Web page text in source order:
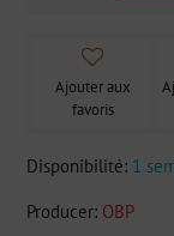
Ajouter aux
favoris
Disponibilité: 1
Producer: OBP